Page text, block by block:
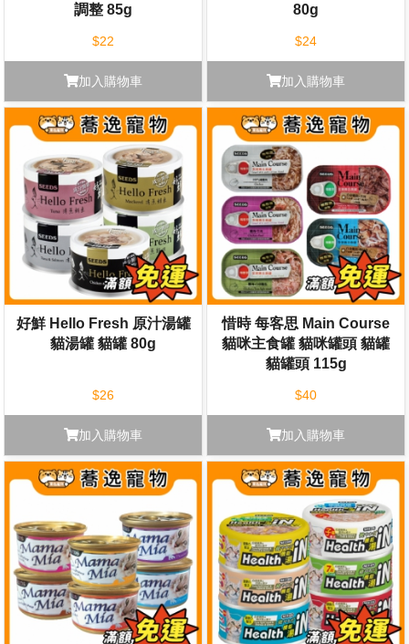
調整 85g
$22
加入購物車
80g
$24
加入購物車
好鮮 Hello Fresh 原汁湯罐
貓湯罐 貓罐 80g
$26
加入購物車
惜時 每客思 Main Course
貓咪主食罐 貓咪罐頭 貓罐
貓罐頭 115g
$40
加入購物車